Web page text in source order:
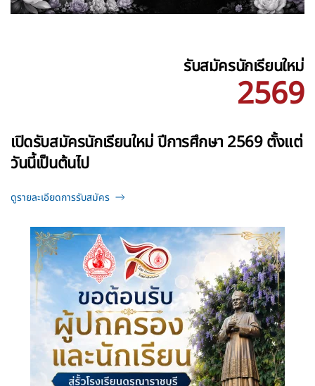
รับสมัครนักเรียนใหม่
2569
เปิดรับสมัครนักเรียนใหม่ ปีการศึกษา 2569 ตั้งแต่
วันนี้เป็นต้นไป
ดูรายละเอียดการรับสมัคร